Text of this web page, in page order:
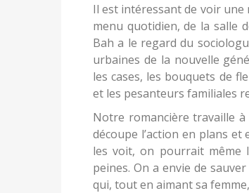
Il est intéressant de voir une
menu quotidien, de la salle
Bah a le regard du
urbaines de la nouvelle
les cases, les bouquets de
et les pesanteurs familiales
Notre romancière travaille à
découpe l’action en plans et
les voit, on pourrait même
peines. On a envie de
qui, tout en aimant sa